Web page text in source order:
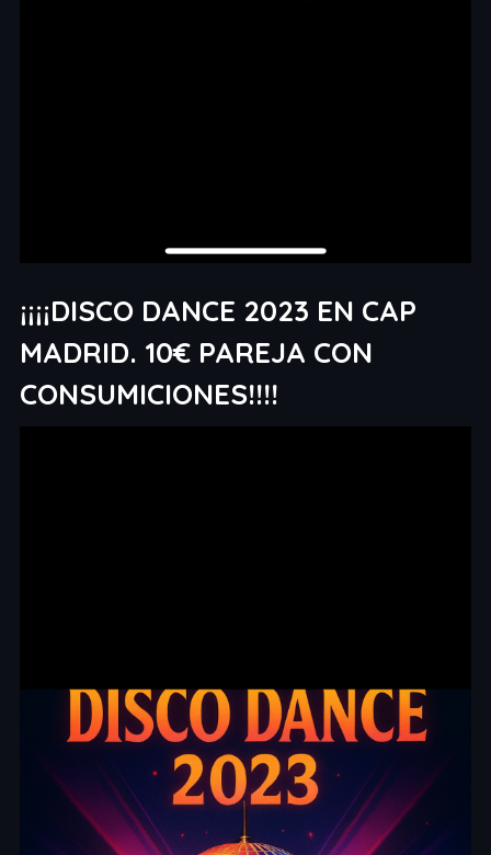
¡¡¡¡DISCO DANCE 2023 EN CAP
MADRID. 10€ PAREJA CON
CONSUMICIONES!!!!